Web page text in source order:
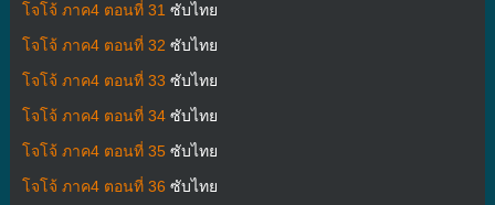
โจโจ้ ภาค4 ตอนที่ 31 ซับไทย
โจโจ้ ภาค4 ตอนที่ 32 ซับไทย
โจโจ้ ภาค4 ตอนที่ 33 ซับไทย
โจโจ้ ภาค4 ตอนที่ 34ซับไทย
โจโจ้ ภาค4 ตอนที่ 35ซับไทย
โจโจ้ ภาค4 ตอนที่ 36 ซับไทย